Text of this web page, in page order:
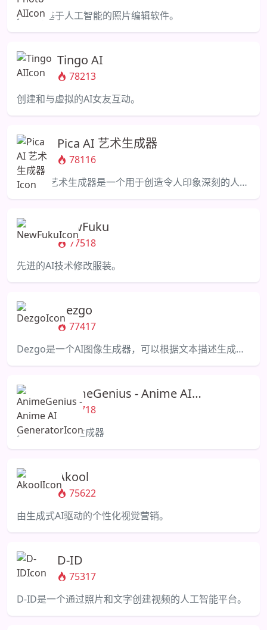
先进的基于人工智能的照片编辑软件。
Tingo AI
78213
创建和与虚拟的AI女友互动。
Pica AI 艺术生成器
78116
Pica AI 艺术生成器是一个用于创造令人印象深刻的人工智能艺术的在线工具。
NewFuku
77518
先进的AI技术修改服装。
Dezgo
77417
Dezgo是一个AI图像生成器，可以根据文本描述生成高质量的图像。
AnimeGenius - Anime AI
Generator
76718
免费Anime AI生成器
Akool
75622
由生成式AI驱动的个性化视觉营销。
D-ID
75317
D-ID是一个通过照片和文字创建视频的人工智能平台。